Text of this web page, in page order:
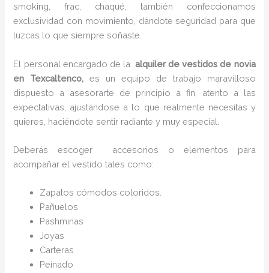
smoking, frac, chaqué, también confeccionamos
exclusividad con movimiento, dándote seguridad para que
luzcas lo que siempre soñaste.
El personal encargado de laalquiler de vestidos de novia
en Texcaltenco, es un equipo de trabajo maravilloso
dispuesto a asesorarte de principio a fin, atento a las
expectativas, ajustándose a lo que realmente necesitas y
quieres, haciéndote sentir radiante y muy especial.
Deberás escoger accesorios o elementos para
acompañar el vestido tales como:
Zapatos cómodos coloridos.
Pañuelos
Pashminas
Joyas
Carteras
Peinado